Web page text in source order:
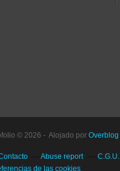
© 2026 - Alojado por Overblog
Abuse report C.G.U.
de las cookies